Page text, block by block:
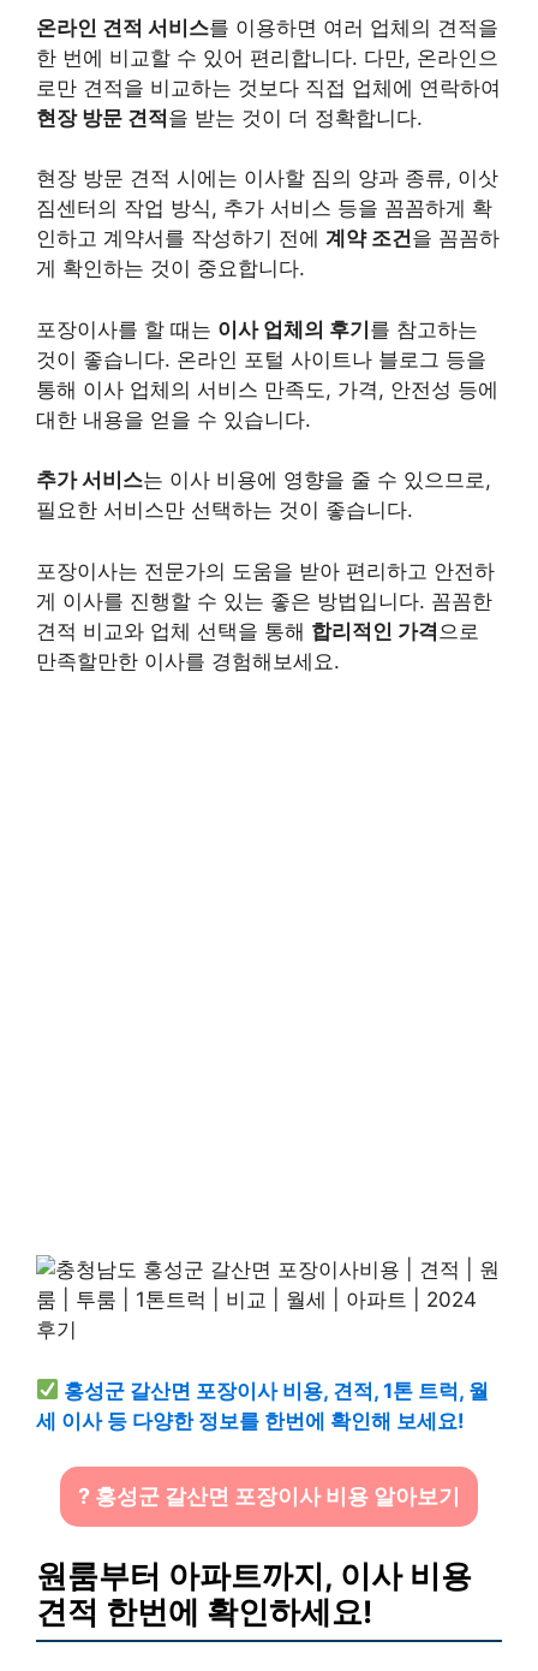
온라인 견적 서비스를 이용하면 여러 업체의 견적을
한 번에 비교할 수 있어 편리합니다. 다만, 온라인으
로만 견적을 비교하는 것보다 직접 업체에 연락하여
현장 방문 견적을 받는 것이 더 정확합니다.
현장 방문 견적 시에는 이사할 짐의 양과 종류, 이삿
짐센터의 작업 방식, 추가 서비스 등을 꼼꼼하게 확
인하고 계약서를 작성하기 전에 계약 조건을 꼼꼼하
게 확인하는 것이 중요합니다.
포장이사를 할 때는 이사 업체의 후기를 참고하는
것이 좋습니다. 온라인 포털 사이트나 블로그 등을
통해 이사 업체의 서비스 만족도, 가격, 안전성 등에
대한 내용을 얻을 수 있습니다.
추가 서비스는 이사 비용에 영향을 줄 수 있으므로,
필요한 서비스만 선택하는 것이 좋습니다.
포장이사는 전문가의 도움을 받아 편리하고 안전하
게 이사를 진행할 수 있는 좋은 방법입니다. 꼼꼼한
견적 비교와 업체 선택을 통해 합리적인 가격 으로
만족할만한 이사를 경험해보세요.
홍성군 갈산면 포장이사 비용, 견적, 1톤 트럭, 월
세 이사 등 다양한 정보를 한번에 확인해 보세요!
? 홍성군 갈산면 포장이사 비용 알아보기
원룸부터 아파트까지, 이사 비용
견적 한번에 확인하세요!